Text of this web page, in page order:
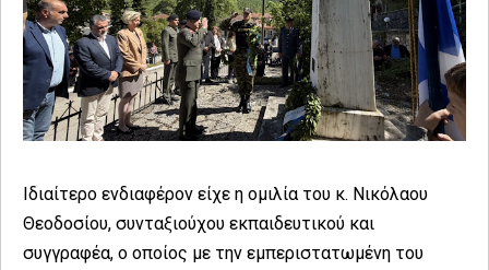
Ιδιαίτερο ενδιαφέρον είχε η ομιλία του κ. Νικόλαου
Θεοδοσίου, συνταξιούχου εκπαιδευτικού και
συγγραφέα, ο οποίος με την εμπεριστατωμένη του